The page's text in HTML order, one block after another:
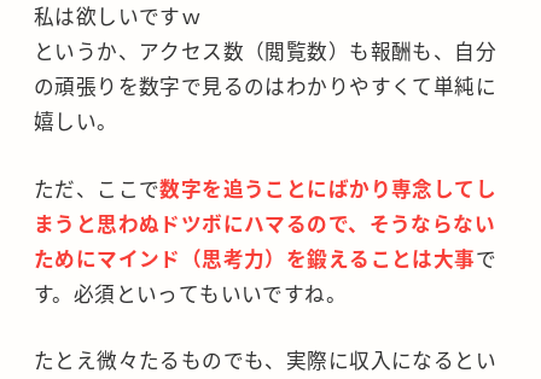
私は欲しいですｗ
というか、アクセス数（閲覧数）も報酬も、自分
の頑張りを数字で見るのはわかりやすくて単純に
嬉しい。
ただ、ここで数字を追うことにばかり専念してし
まうと思わぬドツボにハマるので、そうならない
ためにマインド（思考力）を鍛えることは大事で
す。必須といってもいいですね。
たとえ微々たるものでも、実際に収入になるとい